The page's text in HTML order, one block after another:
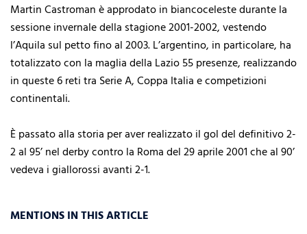
Martin Castroman è approdato in biancoceleste durante la
sessione invernale della stagione 2001-2002, vestendo
l’Aquila sul petto fino al 2003. L’argentino, in particolare, ha
totalizzato con la maglia della Lazio 55 presenze, realizzando
in queste 6 reti tra Serie A, Coppa Italia e competizioni
continentali.
È passato alla storia per aver realizzato il gol del definitivo 2-
2 al 95’ nel derby contro la Roma del 29 aprile 2001 che al 90’
vedeva i giallorossi avanti 2-1.
MENTIONS IN THIS ARTICLE